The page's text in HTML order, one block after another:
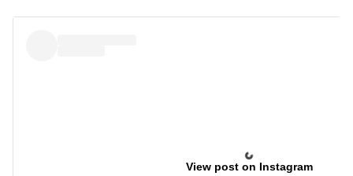
View post on Instagram